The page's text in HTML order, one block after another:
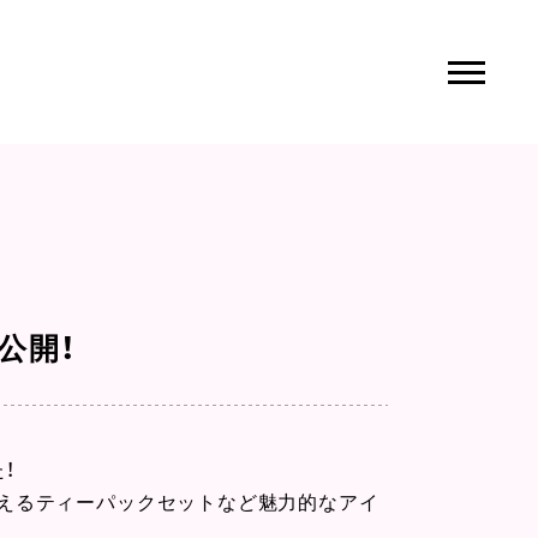
！
るティーパックセットなど魅力的なアイ